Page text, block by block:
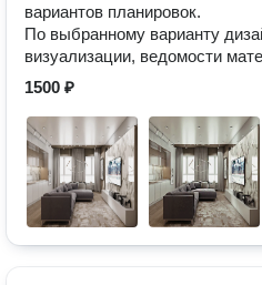
вариантов планировок.
По выбранному варианту
визуализации, ведомости
1500 ₽